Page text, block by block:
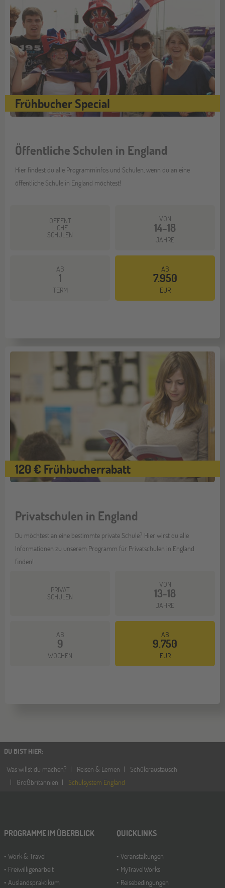
Frühbucher Special
Öffentliche Schulen in England
Hier findest du alle Programminfos und Schulen, wenn du an eine
öffentliche Schule in England möchtest!
ÖFFENT
LICHE
SCHULEN
VON
14-18
JAHRE
AB
1
TERM
AB
7.950
EUR
120 € Frühbucherrabatt
Privatschulen in England
Du möchtest an eine bestimmte private Schule? Hier wirst du alle
Informationen zu unserem Programm für Privatschulen in England
finden!
PRIVAT
SCHULEN
VON
13-18
JAHRE
AB
9
WOCHEN
AB
9.750
EUR
DU BIST HIER:
Was willst du machen?
Reisen & Lernen
Schüleraustausch
Großbritannien
Schulsystem England
PROGRAMME IM ÜBERBLICK
Work & Travel
Freiwilligenarbeit
Auslandspraktikum
QUICKLINKS
Veranstaltungen
MyTravelWorks
Reisebedingungen